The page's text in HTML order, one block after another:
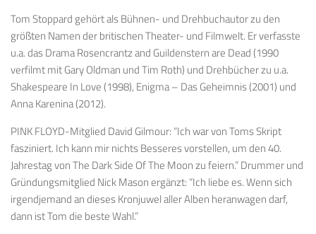
Tom Stoppard gehört als Bühnen- und Drehbuchautor zu den
größten Namen der britischen Theater- und Filmwelt. Er verfasste
u.a. das Drama Rosencrantz and Guildenstern are Dead (1990
verfilmt mit Gary Oldman und Tim Roth) und Drehbücher zu u.a.
Shakespeare In Love (1998), Enigma – Das Geheimnis (2001) und
Anna Karenina (2012).
PINK FLOYD-Mitglied David Gilmour: “Ich war von Toms Skript
fasziniert. Ich kann mir nichts Besseres vorstellen, um den 40.
Jahrestag von The Dark Side Of The Moon zu feiern.” Drummer und
Gründungsmitglied Nick Mason ergänzt: “Ich liebe es. Wenn sich
irgendjemand an dieses Kronjuwel aller Alben heranwagen darf,
dann ist Tom die beste Wahl.”